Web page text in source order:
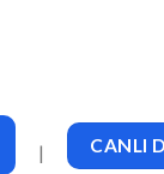
| CANLI